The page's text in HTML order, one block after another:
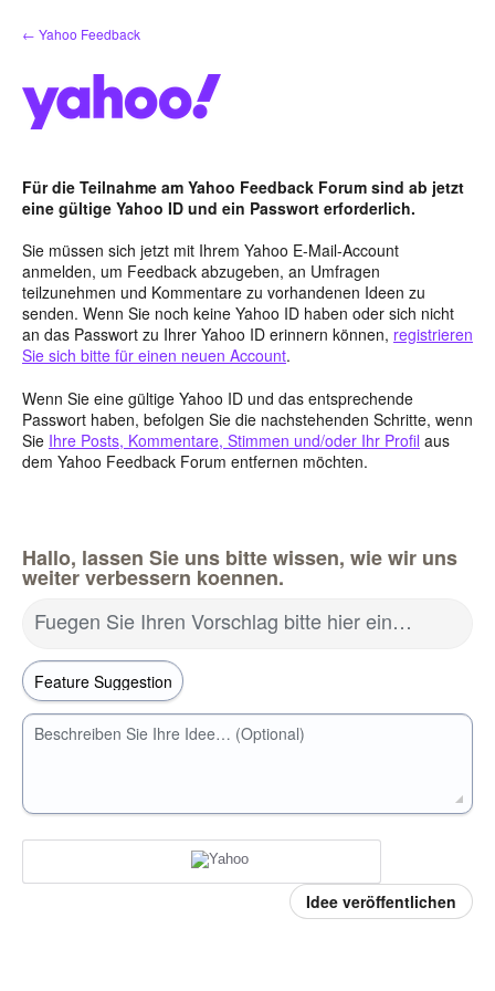
Zum
Inhalt
← Yahoo Feedback
Für die Teilnahme am Yahoo Feedback Forum sind ab jetzt
eine gültige Yahoo ID und ein Passwort erforderlich.
Sie müssen sich jetzt mit Ihrem Yahoo E-Mail-Account
anmelden, um Feedback abzugeben, an Umfragen
teilzunehmen und Kommentare zu vorhandenen Ideen zu
senden. Wenn Sie noch keine Yahoo ID haben oder sich nicht
an das Passwort zu Ihrer Yahoo ID erinnern können, registrieren
Sie sich bitte für einen neuen Account.
Wenn Sie eine gültige Yahoo ID und das entsprechende
Passwort haben, befolgen Sie die nachstehenden Schritte, wenn
Sie Ihre Posts, Kommentare, Stimmen und/oder Ihr Profil aus
dem Yahoo Feedback Forum entfernen möchten.
Hallo, lassen Sie uns bitte wissen, wie wir uns
weiter verbessern koennen.
Fuegen Sie Ihren Vorschlag bitte hier ein…
Beschreiben Sie Ihre Idee… (Optional)
Idee veröffentlichen